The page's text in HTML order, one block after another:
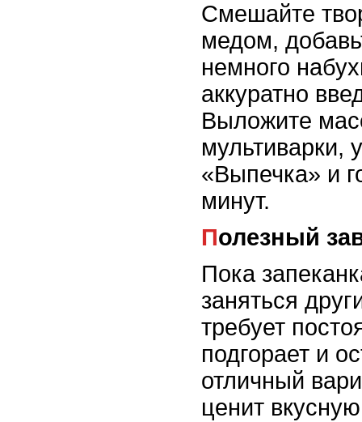
Смешайте
медом,
немного
аккуратно
Выложите
мультиварки,
«Выпечка» и
минут.
Полезный
Пока
заняться
требует
подгорает и
отличный
ценит